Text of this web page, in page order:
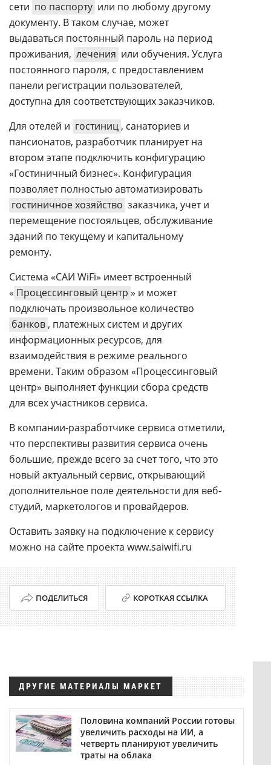
сети по паспорту или по любому другому
документу. В таком случае, может
выдаваться постоянный пароль на период
проживания, лечения или обучения. Услуга
постоянного пароля, с предоставлением
панели регистрации пользователей,
доступна для соответствующих заказчиков.
Для отелей и гостиниц , санаториев и
пансионатов, разработчик планирует на
втором этапе подключить конфигурацию
«Гостиничный бизнес». Конфигурация
позволяет полностью автоматизировать
гостиничное хозяйство заказчика, учет и
перемещение постояльцев, обслуживание
зданий по текущему и капитальному
ремонту.
Система «САИ WiFi» имеет встроенный
« Процессинговый центр » и может
подключать произвольное количество
банков , платежных систем и других
информационных ресурсов, для
взаимодействия в режиме реального
времени. Таким образом «Процессинговый
центр» выполняет функции сбора средств
для всех участников сервиса.
В компании-разработчике сервиса отметили,
что перспективы развития сервиса очень
большие, прежде всего за счет того, что это
новый актуальный сервис, открывающий
дополнительное поле деятельности для веб-
студий, маркетологов и провайдеров.
Оставить заявку на подключение к сервису
можно на сайте проекта www.saiwifi.ru
ПОДЕЛИТЬСЯ КОРОТКАЯ ССЫЛКА
ДРУГИЕ МАТЕРИАЛЫ МАРКЕТ
Половина компаний России готовы
увеличить расходы на ИИ, а
четверть планируют увеличить
траты на облака